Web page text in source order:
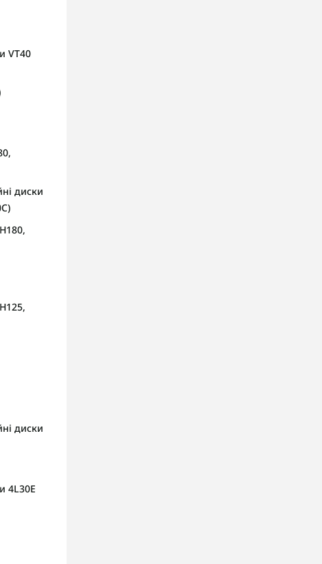
VT40
диски
диски
4L30E